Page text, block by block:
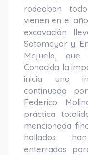
rodeaban
vienen en el
excavación
Sotomayor y
Majuelo, que
Conocida la
inicia una
continuada
Federico
práctica
mencionada
hallados
enterrados